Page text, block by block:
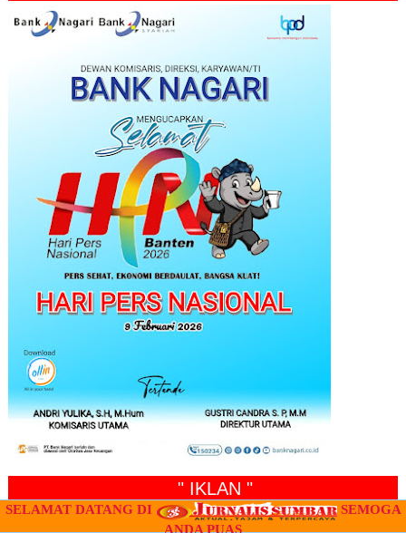
" IKLAN "
SELAMAT DATANG DI
SEMOGA
ANDA PUAS